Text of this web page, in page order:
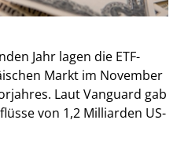
Jahr lagen die ETF-
Markt im November
Laut Vanguard gab
von 1,2 Milliarden US-